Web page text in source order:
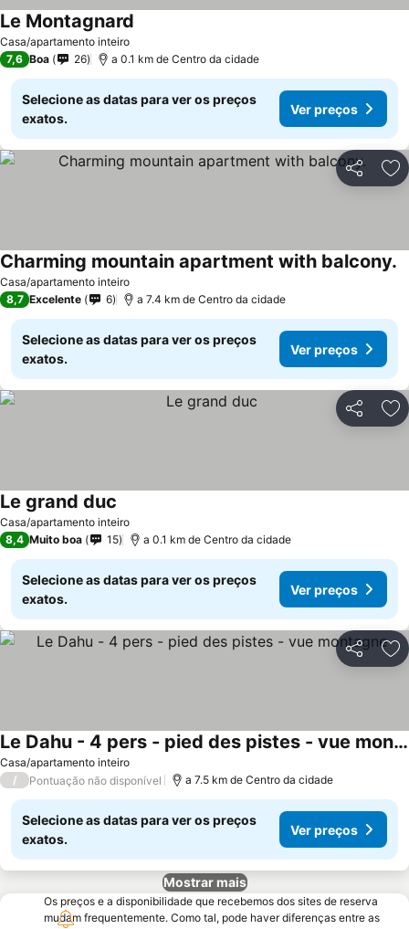
Casa/apartamento inteiro
Le Montagnard
7,6 Boa 26 a 0.1 km de Centro da cidade
Selecione as datas para ver os preços
exatos.
Ver preços
Partilhar
Casa/apartamento inteiro
Charming mountain apartment with balcony.
8,7 Excelente 6 a 7.4 km de Centro da cidade
Selecione as datas para ver os preços
exatos.
Ver preços
Partilhar
Casa/apartamento inteiro
Le grand duc
8,4 Muito boa 15 a 0.1 km de Centro da cidade
Selecione as datas para ver os preços
exatos.
Ver preços
Partilhar
Casa/apartamento inteiro
Le Dahu - 4 pers - pied des pistes - vue montagne
/ Pontuação não disponível a 7.5 km de Centro da cidade
Selecione as datas para ver os preços
exatos.
Ver preços
Mostrar mais
Os preços e a disponibilidade que recebemos dos sites de reserva
mudam frequentemente. Como tal, pode haver diferenças entre as